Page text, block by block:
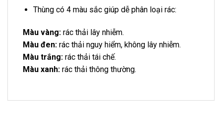
Thùng có 4 màu sắc giúp dễ phân loại rác:
Màu vàng: rác thải lây nhiễm.
Màu đen: rác thải nguy hiểm, không lây nhiễm.
Màu trắng: rác thải tái chế.
Màu xanh: rác thải thông thường.